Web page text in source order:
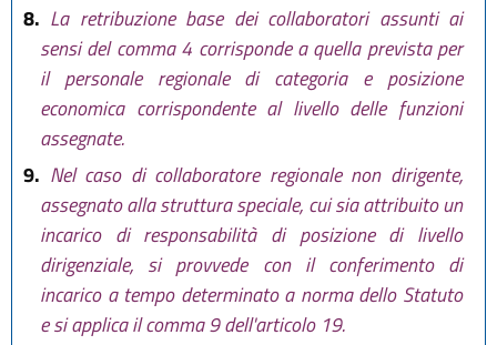
8. La retribuzione base dei collaboratori assunti ai
sensi del comma 4 corrisponde a quella prevista per
il personale regionale di categoria e posizione
economica corrispondente al livello delle funzioni
assegnate.
9. Nel caso di collaboratore regionale non dirigente,
assegnato alla struttura speciale, cui sia attribuito un
incarico di responsabilità di posizione di livello
dirigenziale, si provvede con il conferimento di
incarico a tempo determinato a norma dello Statuto
e si applica il comma 9 dell'articolo 19.